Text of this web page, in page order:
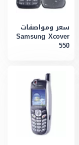
سعر ومواصفات
Samsung Xcover
550